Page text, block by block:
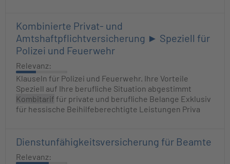
Kombinierte Privat- und
Amtshaftpflichtversicherung ► Speziell für
Polizei und Feuerwehr
Relevanz:
Klauseln für Polizei und Feuerwehr. Ihre Vorteile
Speziell auf Ihre berufliche Situation abgestimmt
Kombitarif für private und berufliche Belange Exklusiv
für hessische Beihilfeberechtigte Leistungen Priva
Dienstunfähigkeitsversicherung für Beamte
Relevanz: